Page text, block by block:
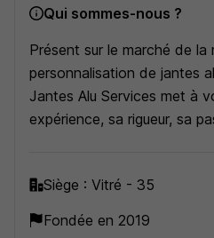
Qui sommes-nous ?
Présent sur le marché de
personnalisation de jantes
Jantes Alu Services met à
expérience, sa rigueur, sa
Des ateliers présents à
Siège : Vitré - 35
Fondée en 2019